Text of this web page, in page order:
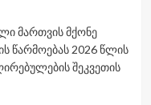
მართვის მქონე
წარმოებას 2026 წლის
შეკვეთის